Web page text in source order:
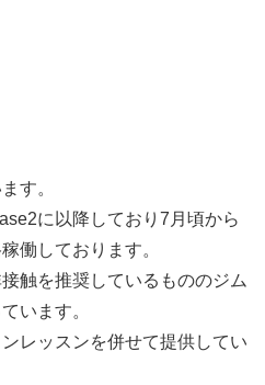
す。
に以降しており7月頃から
働しております。
触を推奨しているもののジム
います。
レッスンを併せて提供してい